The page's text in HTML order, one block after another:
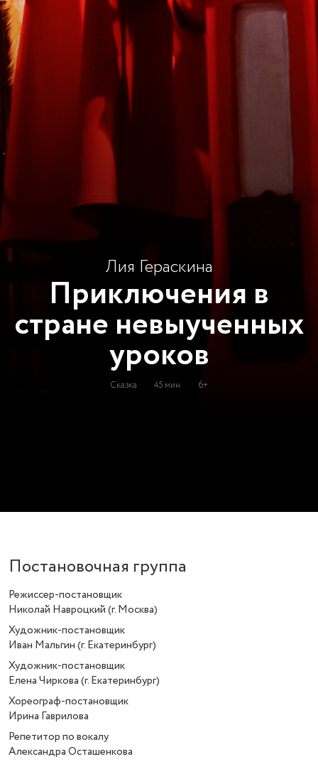
Лия Гераскина
Приключения в
стране невыученных
уроков
Сказка 45 мин. 6+
Постановочная группа
Режиссер-постановщик
Николай Навроцкий (г. Москва)
Художник-постановщик
Иван Мальгин (г. Екатеринбург)
Художник-постановщик
Елена Чиркова (г. Екатеринбург)
Хореограф-постановщик
Ирина Гаврилова
Репетитор по вокалу
Александра Осташенкова